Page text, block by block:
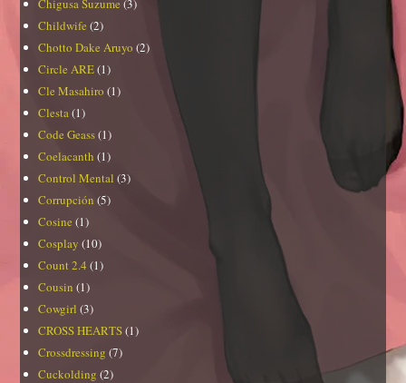
Childwife (2)
Chotto Dake Aruyo (2)
Circle ARE(1)
Cle Masahiro (1)
Clesta (1)
Code Geass(1)
Coelacanth (1)
Control Mental (3)
Corrupción (5)
Cosine (1)
Cosplay (10)
Count 2.4 (1)
Cousin (1)
Cowgirl (3)
CROSS HEARTS(1)
Crossdressing (7)
Cuckolding (2)